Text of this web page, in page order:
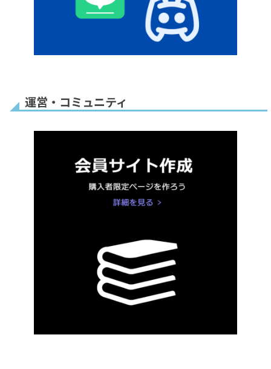
み
お届け先住所
販売上限数
回払いのみ
運営・コミュニティ